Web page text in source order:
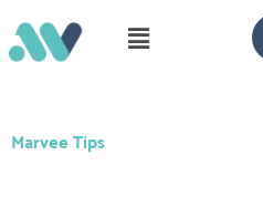
Marvee Tips